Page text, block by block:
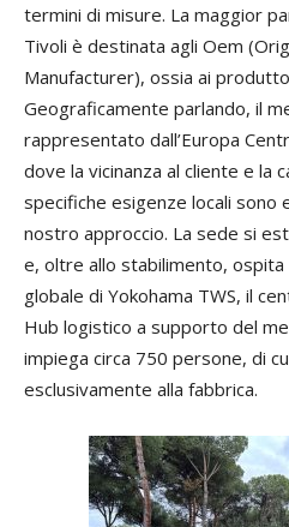
termini di misure. La maggior
Tivoli è destinata agli Oem
Manufacturer), ossia ai
Geograficamente parlando, il
rappresentato dall’Europa
dove la vicinanza al cliente e la
specifiche esigenze locali sono
nostro approccio. La sede si
e, oltre allo stabilimento, ospita
globale di Yokohama TWS, il
Hub logistico a supporto del
impiega circa 750 persone, di
esclusivamente alla fabbrica.